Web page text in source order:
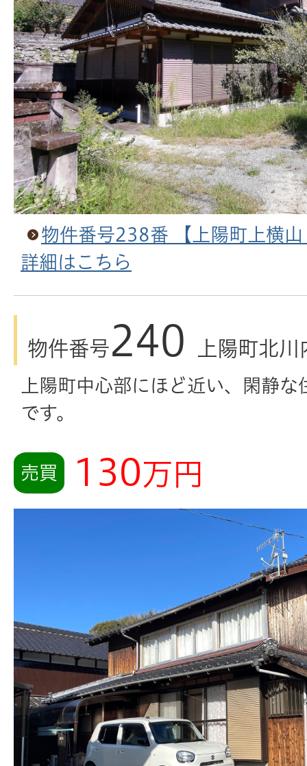
物件番号238番 【上陽町上横
詳細はこちら
物件番号240 上陽町北
上陽町中心部にほど近い、閑静
です。
売買 130万円